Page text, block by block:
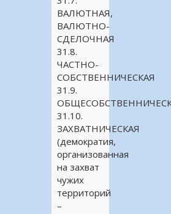
ВАЛЮТНАЯ,
ВАЛЮТНО-
СДЕЛОЧНАЯ
31.8.
ЧАСТНО-
СОБСТВЕННИЧЕСКАЯ
31.9.
31.10.
ЗАХВАТНИЧЕСКАЯ
(демократия,
организованная
на захват
чужих
территорий
–